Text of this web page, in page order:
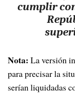
cumplir
Nota: La versión
para precisar la
serían liquidadas